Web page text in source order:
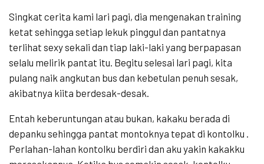
Singkat cerita kami lari pagi, dia mengenakan training
ketat sehingga setiap lekuk pinggul dan pantatnya
terlihat sexy sekali dan tiap laki-laki yang berpapasan
selalu melirik pantat itu. Begitu selesai lari pagi, kita
pulang naik angkutan bus dan kebetulan penuh sesak,
akibatnya kiita berdesak-desak.
Entah keberuntungan atau bukan, kakaku berada di
depanku sehingga pantat montoknya tepat di kontolku .
Perlahan-lahan kontolku berdiri dan aku yakin kakakku